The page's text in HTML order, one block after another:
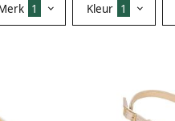
1 Kleur 1